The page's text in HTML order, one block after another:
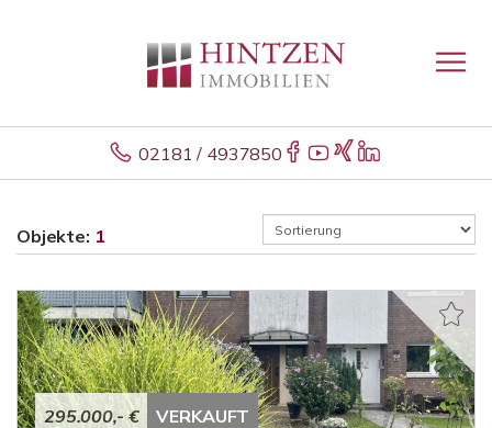
02181 / 4937850
Objekte: 1
295.000,- € VERKAUFT